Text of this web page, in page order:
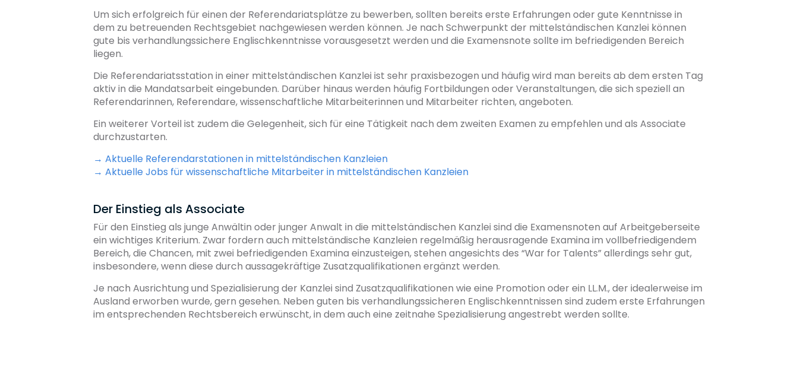
Um sich erfolgreich für einen der Referendariatsplätze zu bewerben, sollten bereits erste Erfahrungen oder gute Kenntnisse in
dem zu betreuenden Rechtsgebiet nachgewiesen werden können. Je nach Schwerpunkt der mittelständischen Kanzlei können
gute bis verhandlungssichere Englischkenntnisse vorausgesetzt werden und die Examensnote sollte im befriedigenden Bereich
liegen.
Die Referendariatsstation in einer mittelständischen Kanzlei ist sehr praxisbezogen und häufig wird man bereits ab dem ersten Tag
aktiv in die Mandatsarbeit eingebunden. Darüber hinaus werden häufig Fortbildungen oder Veranstaltungen, die sich speziell an
Referendarinnen, Referendare, wissenschaftliche Mitarbeiterinnen und Mitarbeiter richten, angeboten.
Ein weiterer Vorteil ist zudem die Gelegenheit, sich für eine Tätigkeit nach dem zweiten Examen zu empfehlen und als Associate
durchzustarten.
→ Aktuelle Referendarstationen in mittelständischen Kanzleien
→ Aktuelle Jobs für wissenschaftliche Mitarbeiter in mittelständischen Kanzleien
Der Einstieg als Associate
Für den Einstieg als junge Anwältin oder junger Anwalt in die mittelständischen Kanzlei sind die Examensnoten auf Arbeitgeberseite
ein wichtiges Kriterium. Zwar fordern auch mittelständische Kanzleien regelmäßig herausragende Examina im vollbefriedigendem
Bereich, die Chancen, mit zwei befriedigenden Examina einzusteigen, stehen angesichts des “War for Talents” allerdings sehr gut,
insbesondere, wenn diese durch aussagekräftige Zusatzqualifikationen ergänzt werden.
Je nach Ausrichtung und Spezialisierung der Kanzlei sind Zusatzqualifikationen wie eine Promotion oder ein LL.M., der idealerweise im
Ausland erworben wurde, gern gesehen. Neben guten bis verhandlungssicheren Englischkenntnissen sind zudem erste Erfahrungen
im entsprechenden Rechtsbereich erwünscht, in dem auch eine zeitnahe Spezialisierung angestrebt werden sollte.